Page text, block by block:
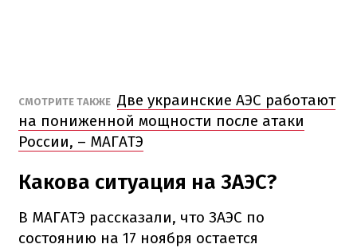
СМОТРИТЕ ТАКЖЕ Две украинские АЭС работают
на пониженной мощности после атаки
России, – МАГАТЭ
Какова ситуация на ЗАЭС?
В МАГАТЭ рассказали, что ЗАЭС по
состоянию на 17 ноября остается